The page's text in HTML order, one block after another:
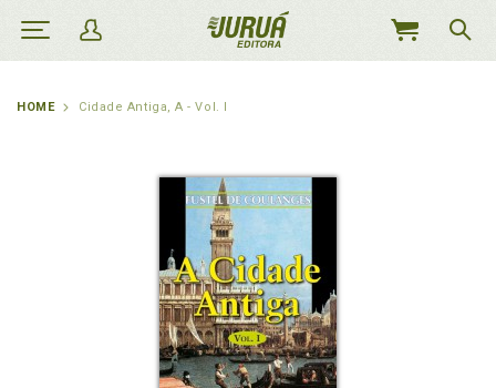
MEU
HOME Cidade Antiga, A - Vol. I